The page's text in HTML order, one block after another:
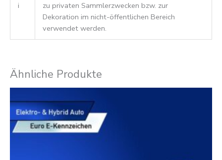
i
zu privaten Sammlerzwecken bzw. zur
Dekoration im nicht-öffentlichen Bereich
verwendet werden.
Ähnliche Produkte